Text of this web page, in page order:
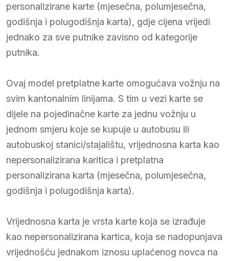
personalizirane karte (mjesečna, polumjesečna,
godišnja i polugodišnja karta), gdje cijena vrijedi
jednako za sve putnike zavisno od kategorije
putnika.
Ovaj model pretplatne karte omogućava vožnju na
svim kantonalnim linijama. S tim u vezi karte se
dijele na pojedinačne karte za jednu vožnju u
jednom smjeru koje se kupuje u autobusu ili
autobuskoj stanici/stajalištu, vrijednosna karta kao
nepersonalizirana karitica i pretplatna
personalizirana karta (mjesečna, polumjesečna,
godišnja i polugodišnja karta).
Vrijednosna karta je vrsta karte koja se izrađuje
kao nepersonalizirana kartica, koja se nadopunjava
vrijednošću jednakom iznosu uplaćenog novca na